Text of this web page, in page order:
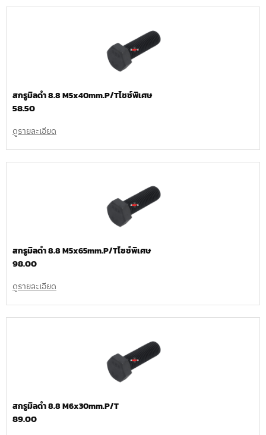
สกรูมิลดำ 8.8 M5x40mm.P/Tไซซ์พิเศษ
58.50
ดูรายละเอียด
สกรูมิลดำ 8.8 M5x65mm.P/Tไซซ์พิเศษ
98.00
ดูรายละเอียด
สกรูมิลดำ 8.8 M6x30mm.P/T
89.00